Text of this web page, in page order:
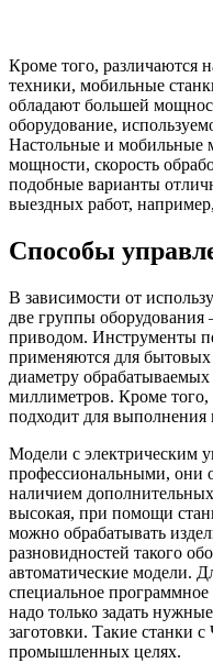
Кроме того, различаются
техники, мобильные
обладают большей
оборудование,
Настольные и мобильные
мощности, скорость
подобные варианты
выездных работ,
Способы
В зависимости от
две группы оборудования
приводом. Инструменты
применяются для
диаметру
миллиметров. Кроме
подходит для выполнения
Модели с электрическим
профессиональными, они
наличием
высокая, при помощи
можно обрабатывать
разновидностей такого
автоматические модели.
специальное программное
надо только задать
заготовки. Такие станки
промышленных целях.